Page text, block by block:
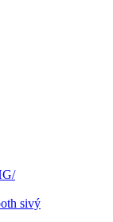
sivý